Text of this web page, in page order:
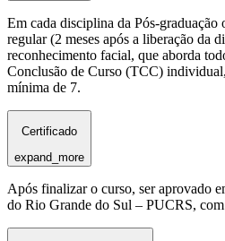
Em cada disciplina da Pós-
regular (2 meses após a liberação da
reconhecimento facial, que aborda
Conclusão de Curso (TCC)
mínima de 7.
Certificado
expand_more
Após finalizar o curso, ser aprovado
do Rio Grande do Sul – PUCRS,